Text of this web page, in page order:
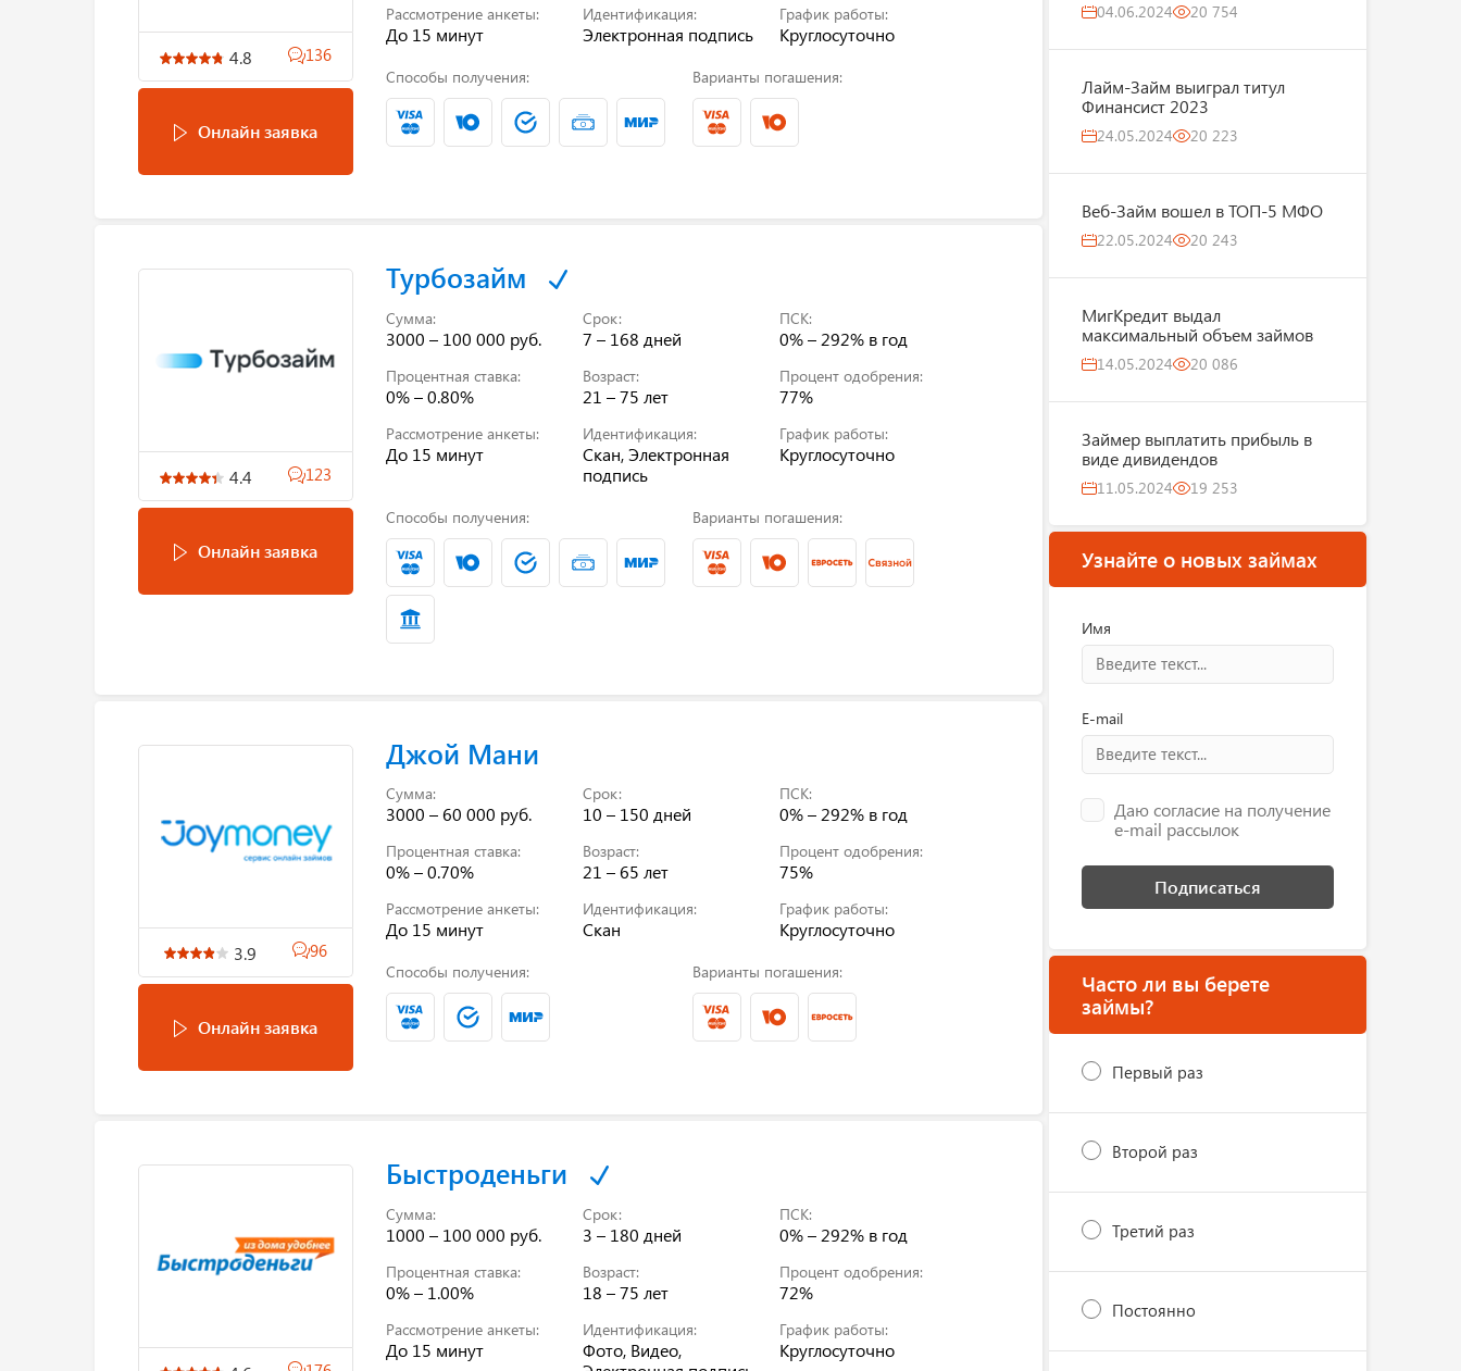
4.8 136
Онлайн заявка
Рассмотрение анкеты:
До 15 минут
Идентификация:
Электронная подпись
График работы:
Круглосуточно
Способы получения: Варианты погашения:
4.4 123
Онлайн заявка
Турбозайм
Сумма:
3000 – 100 000 руб.
Срок:
7 – 168 дней
ПСК:
0% – 292% в год
Процентная ставка:
0% – 0.80%
Возраст:
21 – 75 лет
Процент одобрения:
77%
Рассмотрение анкеты:
До 15 минут
Идентификация:
Скан, Электронная
подпись
График работы:
Круглосуточно
Способы получения: Варианты погашения:
3.9 96
Онлайн заявка
Джой Мани
Сумма:
3000 – 60 000 руб.
Срок:
10 – 150 дней
ПСК:
0% – 292% в год
Процентная ставка:
0% – 0.70%
Возраст:
21 – 65 лет
Процент одобрения:
75%
Рассмотрение анкеты:
До 15 минут
Идентификация:
Скан
График работы:
Круглосуточно
Способы получения: Варианты погашения:
Быстроденьги
Сумма:
1000 – 100 000 руб.
Срок:
3 – 180 дней
ПСК:
0% – 292% в год
Процентная ставка:
0% – 1.00%
Возраст:
18 – 75 лет
Процент одобрения:
72%
Рассмотрение анкеты:
До 15 минут
Идентификация:
Фото, Видео,
График работы:
Круглосуточно
04.06.2024 20 754
Лайм-Займ выиграл титул
Финансист 2023
24.05.2024 20 223
Веб-Займ вошел в ТОП-5 МФО
22.05.2024 20 243
МигКредит выдал
максимальный объем займов
14.05.2024 20 086
Займер выплатить прибыль в
виде дивидендов
11.05.2024 19 253
Узнайте о новых займах
Имя
E-mail
Даю согласие на получение
e-mail рассылок
Подписаться
Часто ли вы берете
займы?
Первый раз
Второй раз
Третий раз
Постоянно